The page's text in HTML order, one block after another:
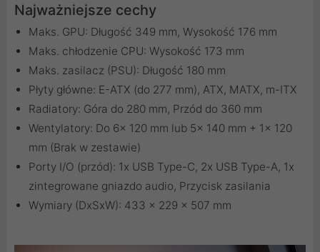
Najważniejsze cechy
Maks. GPU: Długość 349 mm, Wysokość 176 mm
Maks. chłodzenie CPU: Wysokość 173 mm
Maks. zasilacz (PSU): Długość 180 mm
Płyty główne: E-ATX (do 277 mm), ATX, MATX, m-ITX
Radiatory: Góra do 280 mm, Przód do 360 mm
Wentylatory: Do 6x 120 mm lub 5x 140 mm + 1x 120
mm (Brak w zestawie)
Porty I/O (przód): 1x USB Type-C, 2x USB Type-A, 1x
zintegrowane gniazdo audio, Przycisk zasilania
Wymiary (DxSxW): 433 x 229 x 507 mm